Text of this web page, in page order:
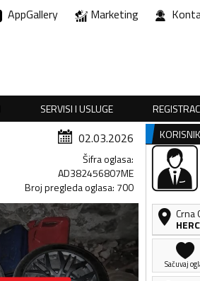
AppGallery Marketing
SERVISI I USLUGE
02.03.2026
Šifra oglasa:
AD382456807ME
Broj pregleda oglasa: 700
KORISNIK
Crna
Sačuvaj